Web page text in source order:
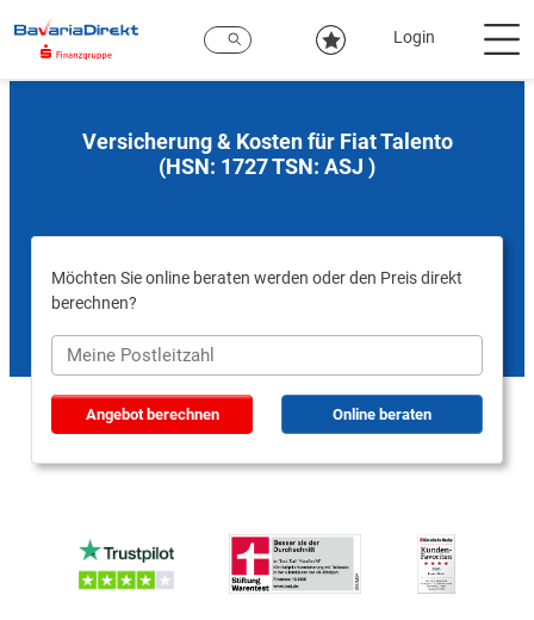
Hauptinhalt
Login
Versicherung & Kosten für Fiat Talento
(HSN: 1727 TSN: ASJ )
Möchten Sie online beraten werden oder den Preis direkt
berechnen?
Angebot berechnen Online beraten